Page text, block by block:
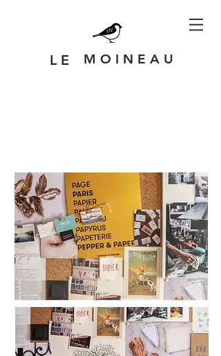
M O I N E A U
L E